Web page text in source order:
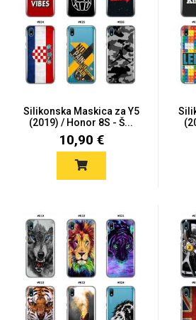
Silikonska Maskica za Y5
(2019) / Honor 8S - Š...
10,90 €